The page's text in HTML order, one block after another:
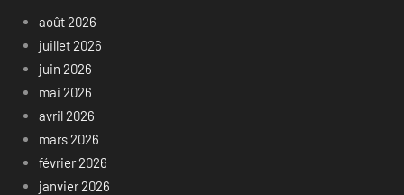
août 2026
juillet 2026
juin 2026
mai 2026
avril 2026
mars 2026
février 2026
janvier 2026